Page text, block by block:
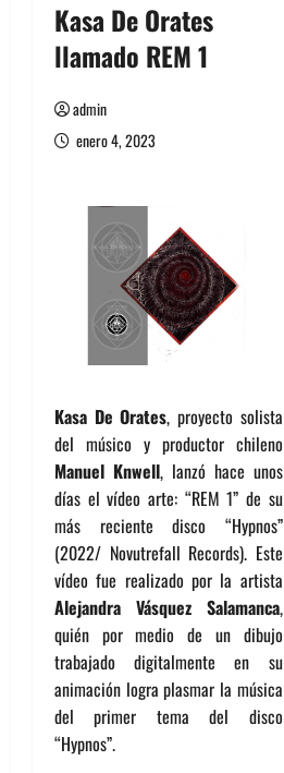
Kasa De Orates
llamado REM 1
admin
enero 4, 2023
Kasa De Orates, proyecto solista
del músico y productor chileno
Manuel Knwell, lanzó hace unos
días el vídeo arte: “REM 1” de su
más reciente disco “Hypnos”
(2022/ Novutrefall Records). Este
vídeo fue realizado por la artista
Alejandra Vásquez Salamanca,
quién por medio de un dibujo
trabajado digitalmente en su
animación logra plasmar la música
del primer tema del disco
“Hypnos”.